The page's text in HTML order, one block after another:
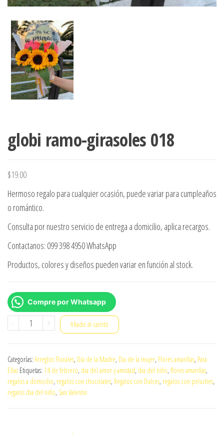
globi ramo-girasoles 018
$19.00
Hermoso regalo para cualquier ocasión, puede variar para cumpleaños
o romántico.
Consulta por nuestro servicio de entrega a domicilio, aplica recargos.
Contactanos: 099 398 4950 WhatsApp
Productos, colores y diseños pueden variar en función al stock.
Compre por Whatsapp
-
globi
018
cantidad
+ Añadir al carrito
Categorías: Arreglos Florales, Día de la Madre, Dia de la mujer, Flores amarillas, Para
Ellas Etiquetas: 14 de febrero, dia del amor y amistad, dia del niño, flores amarillas,
regalos a domicilio, regalos con chocolates, Regalos con Dulces, regalos con peluches,
regalos dia del niño, San Valentin